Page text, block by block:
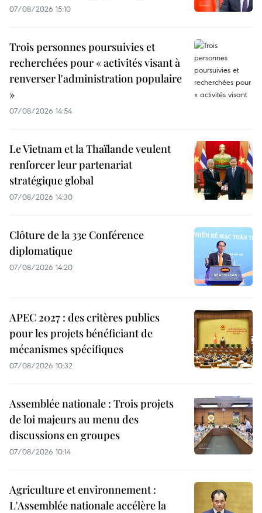
07/08/2026 15:10
Trois personnes poursuivies et
recherchées pour « activités visant à
renverser l'administration populaire
»
07/08/2026 14:54
Le Vietnam et la Thaïlande veulent
renforcer leur partenariat
stratégique global
07/08/2026 14:30
Clôture de la 33e Conférence
diplomatique
07/08/2026 14:20
APEC 2027 : des critères publics
pour les projets bénéficiant de
mécanismes spécifiques
07/08/2026 10:32
Assemblée nationale : Trois projets
de loi majeurs au menu des
discussions en groupes
07/08/2026 10:14
Agriculture et environnement :
L'Assemblée nationale accélère la